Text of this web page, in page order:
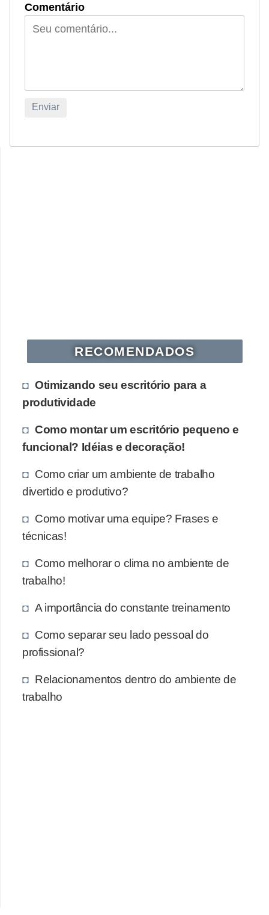
Comentário
RECOMENDADOS
Otimizando seu escritório para a
produtividade
Como montar um escritório pequeno e
funcional? Idéias e decoração!
Como criar um ambiente de trabalho
divertido e produtivo?
Como motivar uma equipe? Frases e
técnicas!
Como melhorar o clima no ambiente de
trabalho!
A importância do constante treinamento
Como separar seu lado pessoal do
profissional?
Relacionamentos dentro do ambiente de
trabalho